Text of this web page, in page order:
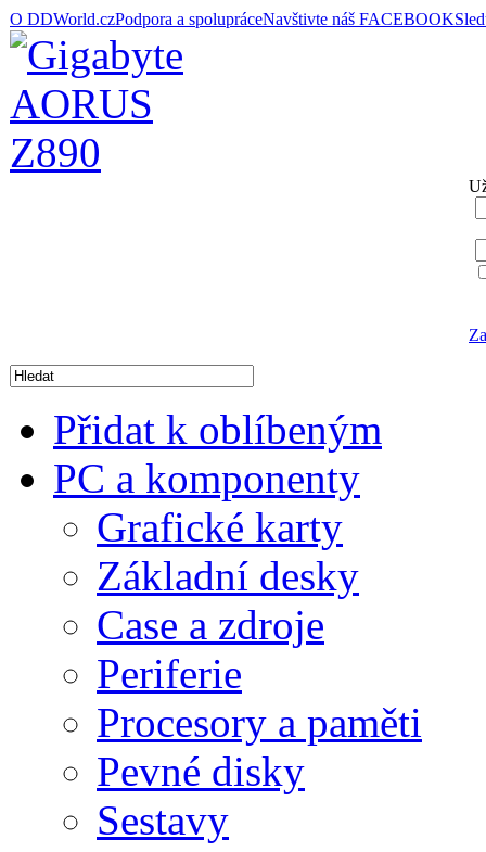
O DDWorld.czPodpora a spolupráceNavštivte náš FACEBOOK
Přidat k oblíbeným
PC a komponenty
Grafické karty
Základní desky
Case a zdroje
Periferie
Procesory a paměti
Pevné disky
Sestavy